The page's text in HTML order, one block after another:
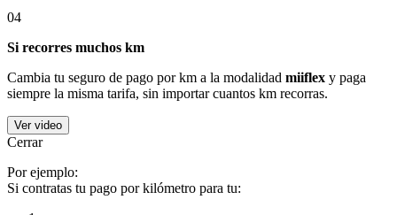
04
Si recorres muchos km
Cambia tu seguro de pago por km a la modalidad miiflex y paga
siempre la misma tarifa, sin importar cuantos km recorras.
Ver video
Cerrar
Por ejemplo:
Si contratas tu pago por kilómetro para tu: